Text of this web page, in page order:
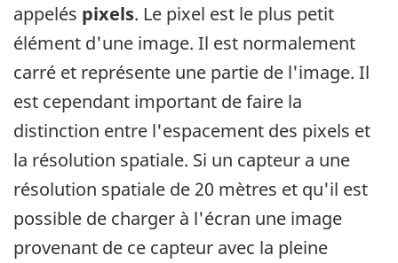
appelés pixels. Le pixel est le plus petit
élément d'une image. Il est normalement
carré et représente une partie de l'image. Il
est cependant important de faire la
distinction entre l'espacement des pixels et
la résolution spatiale. Si un capteur a une
résolution spatiale de 20 mètres et qu'il est
possible de charger à l'écran une image
provenant de ce capteur avec la pleine